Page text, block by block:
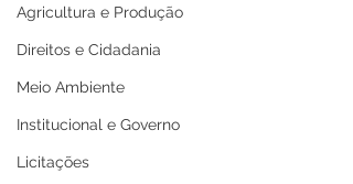
Agricultura e Produção
Direitos e Cidadania
Meio Ambiente
Institucional e Governo
Licitações